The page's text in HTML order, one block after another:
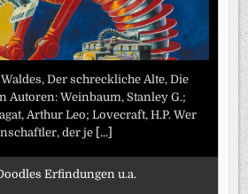
Der schreckliche Alte, Die
Autoren: Weinbaum, Stanley G.;
Arthur Leo; Lovecraft, H.P. Wer
der je [...]
Erfindungen u.a.